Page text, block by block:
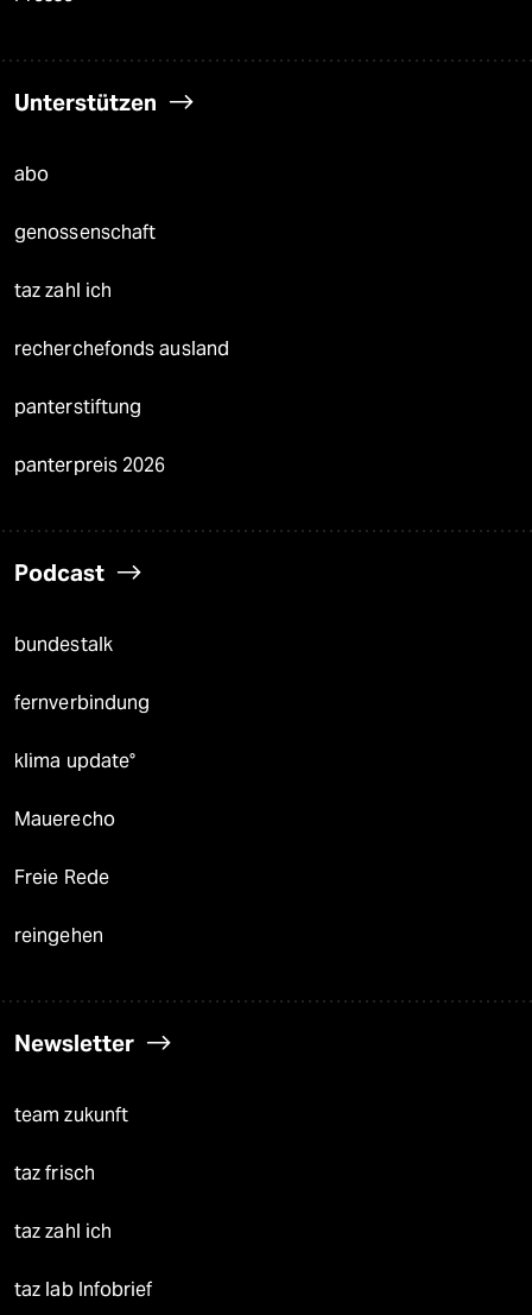
Unterstützen
abo
genossenschaft
taz zahl ich
recherchefonds ausland
panterstiftung
panterpreis 2026
Podcast
bundestalk
fernverbindung
klima update°
Mauerecho
Freie Rede
reingehen
Newsletter
team zukunft
taz frisch
taz zahl ich
taz lab Infobrief